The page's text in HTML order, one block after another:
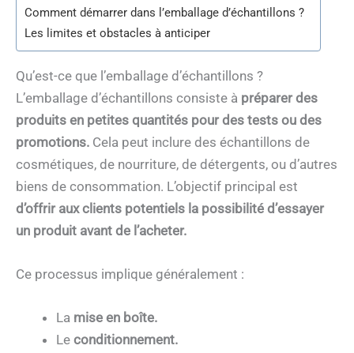
Comment démarrer dans l’emballage d’échantillons ?
Les limites et obstacles à anticiper
Qu’est-ce que l’emballage d’échantillons ?
L’emballage d’échantillons consiste à préparer des
produits en petites quantités pour des tests ou des
promotions. Cela peut inclure des échantillons de
cosmétiques, de nourriture, de détergents, ou d’autres
biens de consommation. L’objectif principal est
d’offrir aux clients potentiels la possibilité d’essayer
un produit avant de l’acheter.
Ce processus implique généralement :
La mise en boîte.
Le conditionnement.